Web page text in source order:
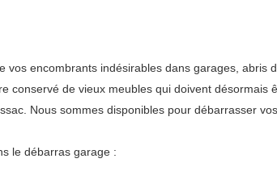
vos encombrants indésirables dans garages,
conservé de vieux meubles qui doivent
Nous sommes disponibles pour débarrasser
le débarras garage :